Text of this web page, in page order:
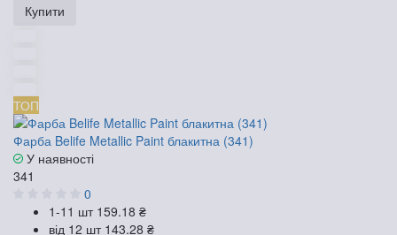
Купити
ТОП
Фарба Belife Metallic Paint блакитна (341)
У наявності
341
0
1-11 шт 159.18 ₴
від 12 шт 143.28 ₴